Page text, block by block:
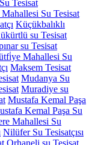
Tesisat
Su Tesisat
Küçükbalıklı
su Tesisat
su Tesisat
Mahallesi Su
Maksem Tesisat
Mudanya Su
Muradiye su
Mustafa Kemal Paşa
Kemal Paşa Su
Mahallesi Su
Nilüfer Su Tesisatçısı
Orhaneli su Tesisat